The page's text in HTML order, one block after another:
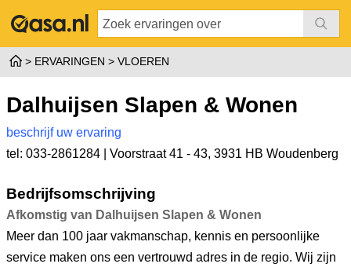
ERVARINGEN VLOEREN
Dalhuijsen Slapen & Wonen
beschrijf uw ervaring
tel: 033-2861284 | Voorstraat 41 - 43, 3931 HB Woudenberg
Bedrijfsomschrijving
Afkomstig van Dalhuijsen Slapen & Wonen
Meer dan 100 jaar vakmanschap, kennis en persoonlijke
service maken ons een vertrouwd adres in de regio. Wij zijn